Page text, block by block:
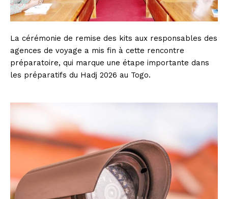
La cérémonie de remise des kits aux responsables des
agences de voyage a mis fin à cette rencontre
préparatoire, qui marque une étape importante dans
les préparatifs du Hadj 2026 au Togo.